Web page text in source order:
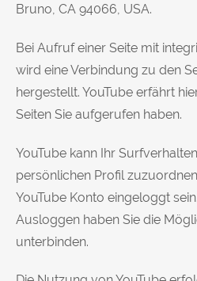
Bruno, CA 94066, USA.
Bei Aufruf einer Seite mit
wird eine Verbindung zu den
hergestellt. YouTube erfährt
Seiten Sie aufgerufen haben.
YouTube kann Ihr
persönlichen Profil
YouTube Konto eingeloggt
Ausloggen haben Sie die
unterbinden.